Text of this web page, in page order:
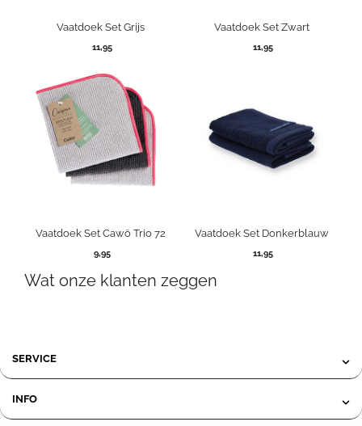
Vaatdoek Set Grijs
11,95
Vaatdoek Set Zwart
11,95
Vaatdoek Set Cawö Trio 72
9,95
Vaatdoek Set Donkerblauw
11,95
Wat onze klanten zeggen
SERVICE
INFO